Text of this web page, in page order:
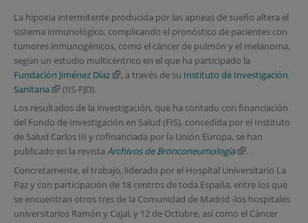
La hipoxia intermitente producida por las apneas de sueño altera el
sistema inmunológico, complicando el pronóstico de pacientes con
tumores inmunogénicos, como el cáncer de pulmón y el melanoma,
según un estudio multicéntrico en el que ha participado la
Fundación Jiménez Díaz
, a través de su Instituto de Investigación
Sanitaria
(IIS-FJD).
Los resultados de la investigación, que ha contado con financiación
del Fondo de Investigación en Salud (FIS), concedida por el Instituto
de Salud Carlos III y cofinanciada por la Unión Europa, se han
publicado en la revista Archivos de Bronconeumología
.
Concretamente, el trabajo, liderado por el Hospital Universitario La
Paz y con participación de 18 centros de toda España, entre los que
se encuentran otros tres de la Comunidad de Madrid -los hospitales
universitarios Ramón y Cajal, y 12 de Octubre, así como el Cáncer